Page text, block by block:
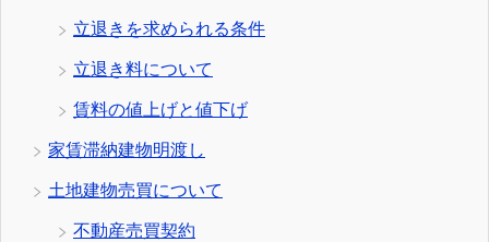
立退きを求められる条件
立退き料について
賃料の値上げと値下げ
家賃滞納建物明渡し
土地建物売買について
不動産売買契約